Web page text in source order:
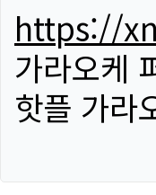
https://
가라오케
핫플 가라